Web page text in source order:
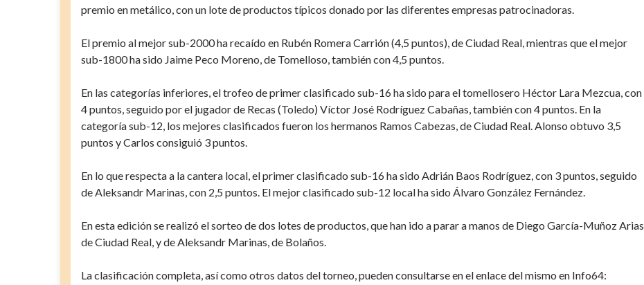
premio en metálico, con un lote de productos típicos donado por las diferentes empresas patrocinadoras.
El premio al mejor sub-2000 ha recaído en Rubén Romera Carrión (4,5 puntos), de Ciudad Real, mientras que el mejor
sub-1800 ha sido Jaime Peco Moreno, de Tomelloso, también con 4,5 puntos.
En las categorías inferiores, el trofeo de primer clasificado sub-16 ha sido para el tomellosero Héctor Lara Mezcua, con
4 puntos, seguido por el jugador de Recas (Toledo) Víctor José Rodríguez Cabañas, también con 4 puntos. En la
categoría sub-12, los mejores clasificados fueron los hermanos Ramos Cabezas, de Ciudad Real. Alonso obtuvo 3,5
puntos y Carlos consiguió 3 puntos.
En lo que respecta a la cantera local, el primer clasificado sub-16 ha sido Adrián Baos Rodríguez, con 3 puntos, seguido
de Aleksandr Marinas, con 2,5 puntos. El mejor clasificado sub-12 local ha sido Álvaro González Fernández.
En esta edición se realizó el sorteo de dos lotes de productos, que han ido a parar a manos de Diego García-Muñoz Arias,
de Ciudad Real, y de Aleksandr Marinas, de Bolaños.
La clasificación completa, así como otros datos del torneo, pueden consultarse en el enlace del mismo en Info64: